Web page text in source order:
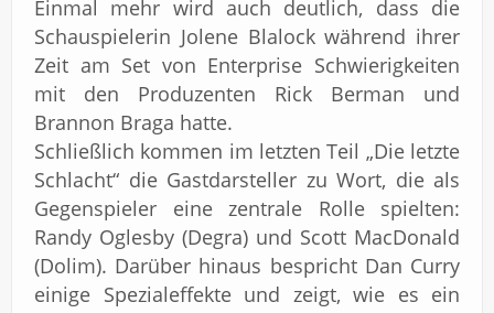
Einmal mehr wird auch deutlich, dass die
Schauspielerin Jolene Blalock während ihrer
Zeit am Set von Enterprise Schwierigkeiten
mit den Produzenten Rick Berman und
Brannon Braga hatte.
Schließlich kommen im letzten Teil „Die letzte
Schlacht“ die Gastdarsteller zu Wort, die als
Gegenspieler eine zentrale Rolle spielten:
Randy Oglesby (Degra) und Scott MacDonald
(Dolim). Darüber hinaus bespricht Dan Curry
einige Spezialeffekte und zeigt, wie es ein